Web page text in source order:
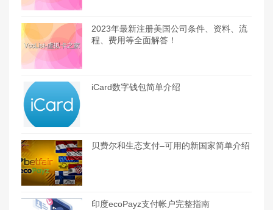
2023年最新注册美国公司条件、资料、流
程、费用等全面解答！
iCard数字钱包简单介绍
贝费尔和生态支付–可用的新国家简单介绍
印度ecoPayz支付帐户完整指南